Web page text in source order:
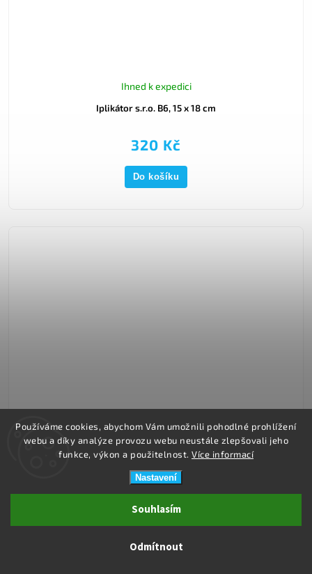
Používáme cookies, abychom Vám umožnili pohodlné prohlížení
webu a díky analýze provozu webu neustále zlepšovali jeho
funkce, výkon a použitelnost. Více informací
Nastavení
Odmítnout
Souhlasím
Iplikátor s.r.o. B6, 15 x 18 cm
Ihned k expedici
320 Kč
Do košíku
Iplikátor s.r.o. 35 x 19 cm - malý A2 (bavlna)
Ihned k expedici
509 Kč